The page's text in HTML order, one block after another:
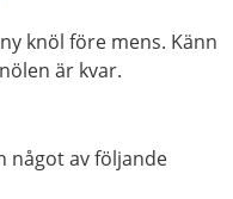
knöl före mens. Känn
är kvar.
något av följande